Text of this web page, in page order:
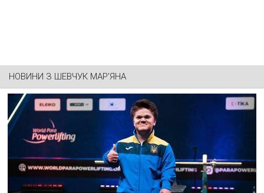
НОВИНИ З ШЕВЧУК МАР’ЯНА